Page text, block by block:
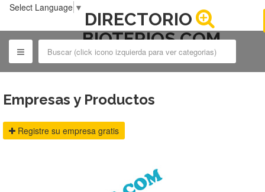
Select Language ▼
DIRECTORIO
BIOTERIOS.COM
Empresas y Productos
Registre su empresa gratis